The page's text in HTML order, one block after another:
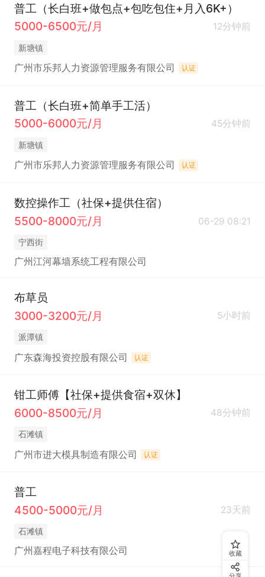
普工（长白班+做包点+包吃包住+月入6K+）
5000-6500元/月
12分钟前
新塘镇
广州市乐邦人力资源管理服务有限公司 认证
普工（长白班+简单手工活）
5000-6000元/月
45分钟前
新塘镇
广州市乐邦人力资源管理服务有限公司 认证
数控操作工（社保+提供住宿）
5500-8000元/月
06-29 08:21
宁西街
广州江河幕墙系统工程有限公司
布草员
3000-3200元/月
5小时前
派潭镇
广东森海投资控股有限公司 认证
钳工师傅【社保+提供食宿+双休】
6000-8500元/月
48分钟前
石滩镇
广州市进大模具制造有限公司 认证
普工
4500-5000元/月
23天前
石滩镇
广州嘉程电子科技有限公司 收藏